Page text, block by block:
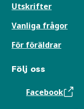
Utskrifter
Vanliga frågor
För föräldrar
Följ oss
Facebook